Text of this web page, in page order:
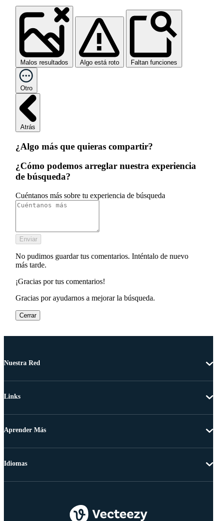
Malos resultados Algo está roto Faltan funciones
Otro
Atrás
¿Algo más que quieras compartir?
¿Cómo podemos arreglar nuestra experiencia
de búsqueda?
Cuéntanos más sobre tu experiencia de búsqueda
Enviar
No pudimos guardar tus comentarios. Inténtalo de nuevo
más tarde.
¡Gracias por tus comentarios!
Gracias por ayudarnos a mejorar la búsqueda.
Cerrar
Nuestra Red
Links
Aprender Más
Idiomas